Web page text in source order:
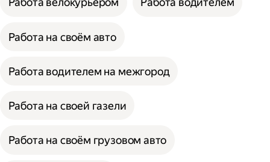
Работа на своём авто
Работа водителем на межгород
Работа на своей газели
Работа на своём грузовом авто